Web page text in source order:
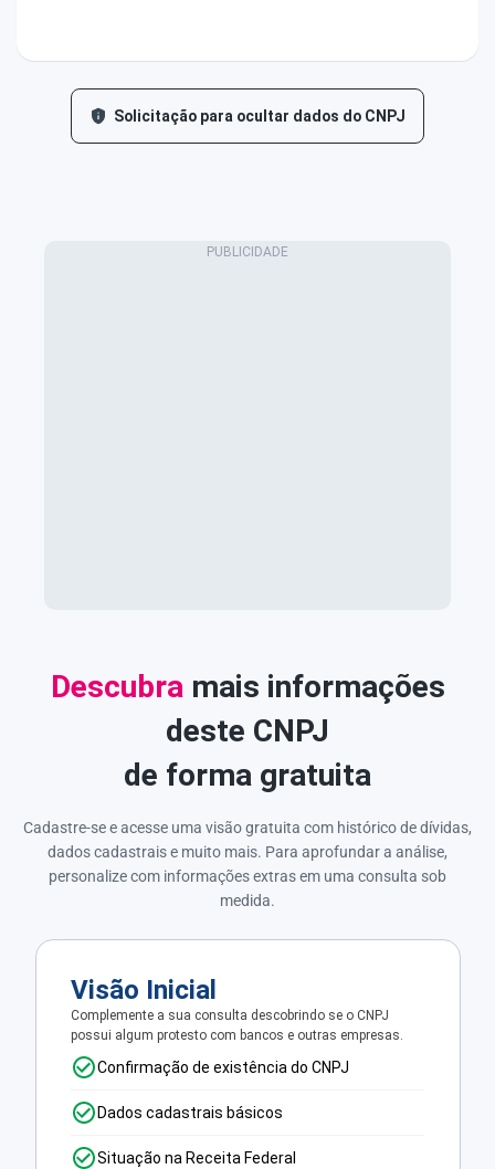
Solicitação para ocultar dados do CNPJ
Descubra mais informações
deste CNPJ
de forma gratuita
Cadastre-se e acesse uma visão gratuita com histórico de dívidas,
dados cadastrais e muito mais. Para aprofundar a análise,
personalize com informações extras em uma consulta sob
medida.
Visão Inicial
Complemente a sua consulta descobrindo se o CNPJ
possui algum protesto com bancos e outras empresas.
Confirmação de existência do CNPJ
Dados cadastrais básicos
Situação na Receita Federal